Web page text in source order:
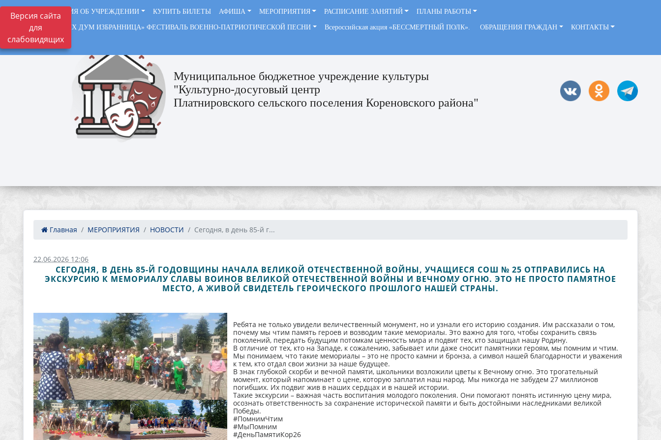
Версия сайта
для
слабовидящих
Муниципальное бюджетное учреждение культуры
"Культурно-досуговый центр
Платнировского сельского поселения Кореновского района"
СВЕДЕНИЯ ОБ УЧРЕЖДЕНИИ КУПИТЬ БИЛЕТЫ АФИША МЕРОПРИЯТИЯ РАСПИСАНИЕ ЗАНЯТИЙ ПЛАНЫ РАБОТЫ
«СОЛДАТСКИХ ДУМ ИЗБРАННИЦА» ФЕСТИВАЛЬ ВОЕННО-ПАТРИОТИЧЕСКОЙ ПЕСНИ Всероссийская акция «БЕССМЕРТНЫЙ ПОЛК». ОБРАЩЕНИЯ ГРАЖДАН КОНТАКТЫ
ВАЖНО
Главная МЕРОПРИЯТИЯ НОВОСТИ Сегодня, в день 85-й г...
22.06.2026 12:06
СЕГОДНЯ, В ДЕНЬ 85-Й ГОДОВЩИНЫ НАЧАЛА ВЕЛИКОЙ ОТЕЧЕСТВЕННОЙ ВОЙНЫ, УЧАЩИЕСЯ СОШ № 25 ОТПРАВИЛИСЬ НА
ЭКСКУРСИЮ К МЕМОРИАЛУ СЛАВЫ ВОИНОВ ВЕЛИКОЙ ОТЕЧЕСТВЕННОЙ ВОЙНЫ И ВЕЧНОМУ ОГНЮ. ЭТО НЕ ПРОСТО ПАМЯТНОЕ
МЕСТО, А ЖИВОЙ СВИДЕТЕЛЬ ГЕРОИЧЕСКОГО ПРОШЛОГО НАШЕЙ СТРАНЫ.
Ребята не только увидели величественный монумент, но и узнали его историю создания. Им рассказали о том,
почему мы чтим память героев и возводим такие мемориалы. Это важно для того, чтобы сохранить связь
поколений, передать будущим потомкам ценность мира и подвиг тех, кто защищал нашу Родину.
В отличие от тех, кто на Западе, к сожалению, забывает или даже сносит памятники героям, мы помним и чтим.
Мы понимаем, что такие мемориалы – это не просто камни и бронза, а символ нашей благодарности и уважения
к тем, кто отдал свои жизни за наше будущее.
В знак глубокой скорби и вечной памяти, школьники возложили цветы к Вечному огню. Это трогательный
момент, который напоминает о цене, которую заплатил наш народ. Мы никогда не забудем 27 миллионов
погибших. Их подвиг жив в наших сердцах и в нашей истории.
Такие экскурсии – важная часть воспитания молодого поколения. Они помогают понять истинную цену мира,
осознать ответственность за сохранение исторической памяти и быть достойными наследниками великой
Победы.
#ПомнимЧтим
#МыПомним
#ДеньПамятиКор26